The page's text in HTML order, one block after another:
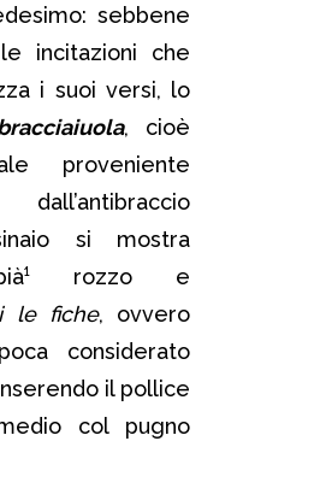
sebbene
incitazioni che
i suoi versi, lo
, cioè
proveniente
si mostra
rozzo e
le fiche, ovvero
considerato
il pollice
col pugno